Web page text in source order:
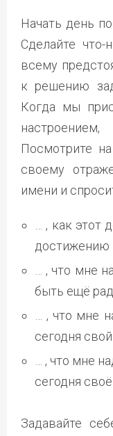
Начать день
Сделайте что-
всему
к решению
Когда мы
Посмотрите
своему
имени и
… , как этот
достижению
… , что мне
быть ещё
… , что мне
сегодня
… , что мне
сегодня
Задавайте